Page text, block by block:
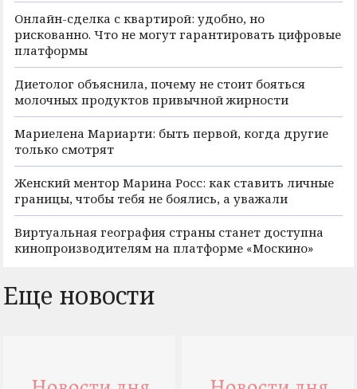
Онлайн-сделка с квартирой: удобно, но
рискованно. Что не могут гарантировать цифровые
платформы
Диетолог объяснила, почему не стоит бояться
молочных продуктов привычной жирности
Мариелена Мариарти: быть первой, когда другие
только смотрят
Женский ментор Марина Росс: как ставить личные
границы, чтобы тебя не боялись, а уважали
Виртуальная география страны станет доступна
кинопроизводителям на платформе «Москино»
Еще новости